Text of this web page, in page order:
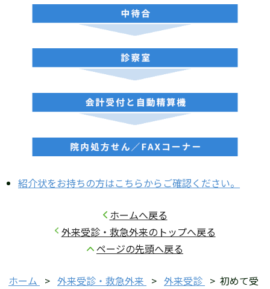
紹介状をお持ちの方はこちらからご確認ください。
外来受診・救急外来のトップへ戻る
ホームへ戻る
ページの先頭へ戻る
ホーム > 外来受診・救急外来 > 外来受診 > 初めて受